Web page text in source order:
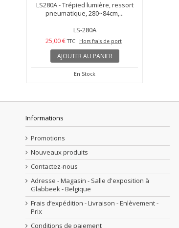
LS280A - Trépied lumière, ressort
pneumatique, 280~84cm,...
LS-280A
25,00 € TTC Hors frais de port
AJOUTER AU PANIER
En Stock
Informations
Promotions
Nouveaux produits
Contactez-nous
Adresse - Magasin - Salle d'exposition à
Glabbeek - Belgique
Frais d’expédition - Livraison - Enlèvement -
Prix
Conditions de paiement